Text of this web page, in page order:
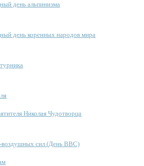
день альпинизма
день коренных народов мира
Николая Чудотворца
воздушных сил (День ВВС)